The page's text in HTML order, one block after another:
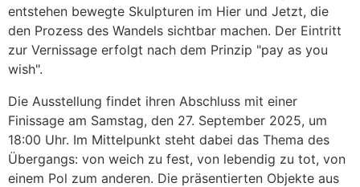
entstehen bewegte Skulpturen im Hier und Jetzt, die
den Prozess des Wandels sichtbar machen. Der Eintritt
zur Vernissage erfolgt nach dem Prinzip "pay as you
wish".
Die Ausstellung findet ihren Abschluss mit einer
Finissage am Samstag, den 27. September 2025, um
18:00 Uhr. Im Mittelpunkt steht dabei das Thema des
Übergangs: von weich zu fest, von lebendig zu tot, von
einem Pol zum anderen. Die präsentierten Objekte aus